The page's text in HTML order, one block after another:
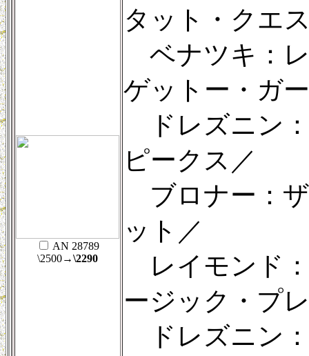
AN 28789
\2500→\2290
タット・クエ
ベナツキ：
ゲットー・ガ
ドレズニン
ピークス／
ブロナー：
ット／
レイモンド
ージック・プ
ドレズニン